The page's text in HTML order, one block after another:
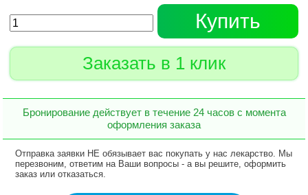
Купить
Заказать в 1 клик
Бронирование действует в течение 24 часов с момента
оформления заказа
Отправка заявки НЕ обязывает вас покупать у нас лекарство. Мы
перезвоним, ответим на Ваши вопросы - а вы решите, оформить
заказ или отказаться.